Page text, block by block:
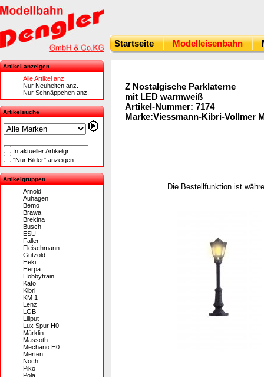
Startseite Modelleisenbahn
Artikel anzeigen
Alle Artikel anz.
Nur Neuheiten anz.
Nur Schnäppchen anz.
Artikelsuche
In aktueller Artikelgr.
"Nur Bilder" anzeigen
Artikelgruppen
Arnold
Auhagen
Bemo
Brawa
Brekina
Busch
ESU
Faller
Fleischmann
Gützold
Heki
Herpa
Hobbytrain
Kato
Kibri
KM 1
Lenz
LGB
Liliput
Lux Spur H0
Märklin
Massoth
Mechano H0
Merten
Noch
Piko
Pola
Z Nostalgische Parklaterne
mit LED warmweiß
Artikel-Nummer: 7174
Marke:Viessmann-Kibri-Vollmer
Die Bestellfunktion ist